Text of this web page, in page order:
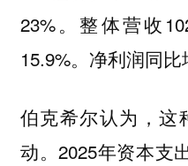
23%。整体营收
15.9%。净利润同比
伯克希尔认为，这
动。2025年资本支